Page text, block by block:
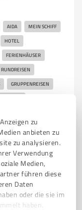
zu
anbieten zu
zu analysieren.
Verwendung
Medien,
führen diese
Daten
oder die sie im
haben.
AIDA MEIN SCHIFF
HOTEL
FERIENHÄUSER
RUNDREISEN
GRUPPENREISEN